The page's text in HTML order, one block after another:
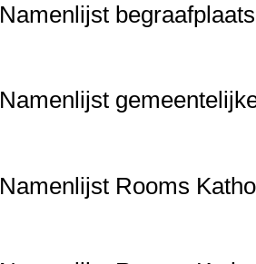
Namenlijst
Namenlijst
Namenlijst Rooms